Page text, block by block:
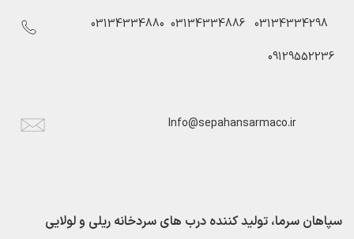
03134334298
03134334886
03134334880
09129552236
Info@sepahansarmaco.ir
سپاهان سرما، تولید کننده درب های سردخانه ریلی و لولایی